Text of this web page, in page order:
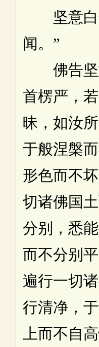
坚意白
闻。”
佛告坚
首楞严，
昧，如汝
于般涅槃
形色而不
切诸佛国
分别，悉
而不分别
遍行一切
行清净，
上而不自